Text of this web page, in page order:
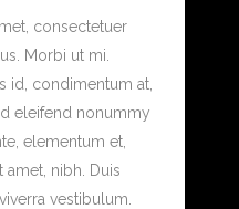
consectetuer
Morbi ut mi.
id, condimentum at,
eleifend nonummy
elementum et,
nibh. Duis
vestibulum.